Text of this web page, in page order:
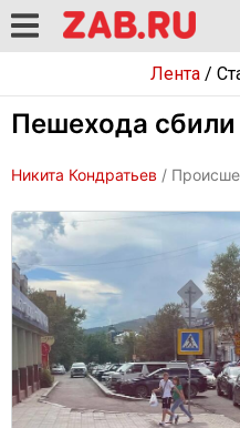
Лента/
Пешехода
Никита Кондратьев /